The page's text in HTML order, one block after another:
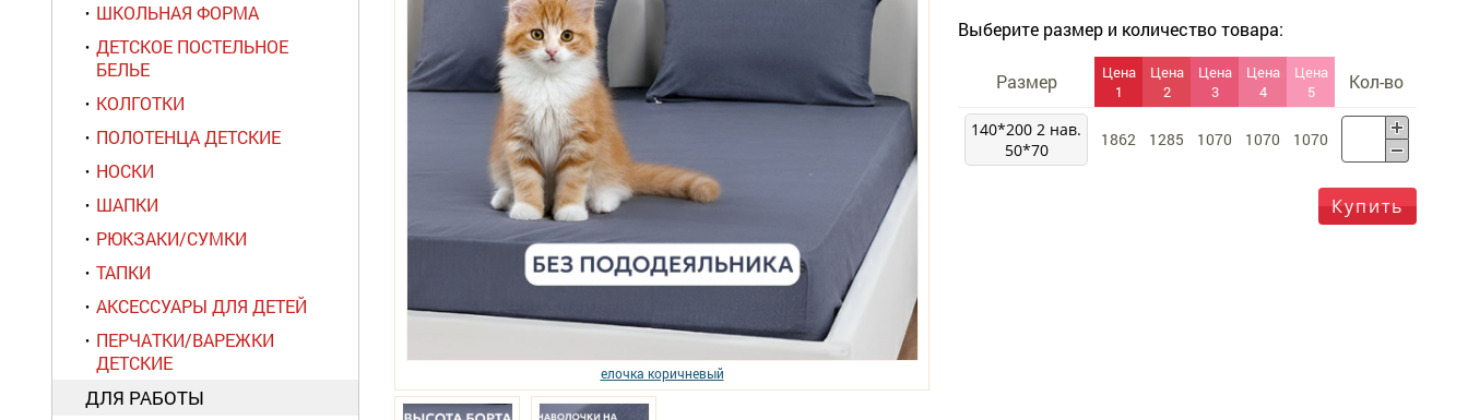
ШКОЛЬНАЯ ФОРМА
ДЕТСКОЕ ПОСТЕЛЬНОЕ
БЕЛЬЕ
КОЛГОТКИ
ПОЛОТЕНЦА ДЕТСКИЕ
НОСКИ
ШАПКИ
РЮКЗАКИ/СУМКИ
ТАПКИ
АКСЕССУАРЫ ДЛЯ ДЕТЕЙ
ПЕРЧАТКИ/ВАРЕЖКИ
ДЕТСКИЕ
ДЛЯ РАБОТЫ
елочка коричневый
Выберите размер и количество товара:
Размер
Цена
1
Цена
2
Цена
3
Цена
4
Цена
5
Кол-во
140*200 2 нав.
50*70
1862 1285 1070 1070 1070
Купить